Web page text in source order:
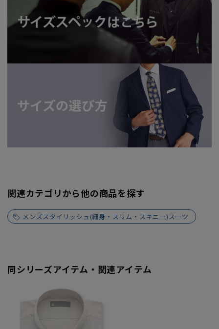
関連カテゴリから他の商品を探す
メンズスタイリッシュ(細身・スリム・スキニー)スーツ
同シリーズアイテム・関連アイテム